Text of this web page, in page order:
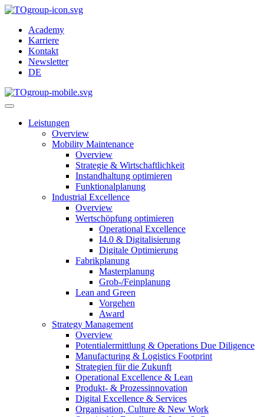
Academy
Karriere
Kontakt
Newsletter
DE
Leistungen
Overview
Mobility Maintenance
Overview
Strategie & Wirtschaftlichkeit
Instandhaltung optimieren
Funktionalplanung
Industrial Excellence
Overview
Wertschöpfung optimieren
Operational Excellence
I4.0 & Digitalisierung
Digitale Optimierung
Fabrikplanung
Masterplanung
Grob-/Feinplanung
Lean and Green
Vorgehen
Award
Strategy Management
Overview
Potentialermittlung & Operations Due Diligence
Manufacturing & Logistics Footprint
Strategien für die Zukunft
Operational Excellence & Lean
Produkt- & Prozessinnovation
Digital Excellence & Services
Organisation, Culture & New Work